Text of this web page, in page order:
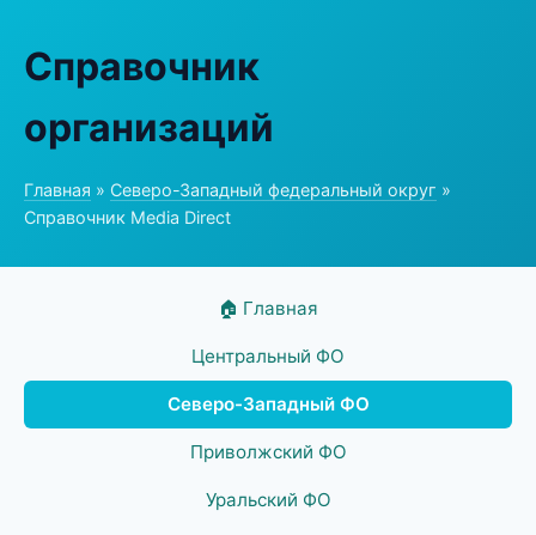
Справочник
организаций
Главная » Северо-Западный федеральный округ »
Справочник Media Direct
🏠 Главная
Центральный ФО
Северо-Западный ФО
Приволжский ФО
Уральский ФО